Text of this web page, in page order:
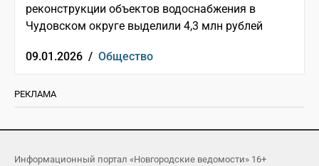
реконструкции объектов водоснабжения в
Чудовском округе выделили 4,3 млн рублей
09.01.2026 / Общество
РЕКЛАМА
Информационный портал «Новгородские ведомости» 16+